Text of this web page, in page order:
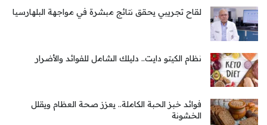
لقاح تجريبي يحقق نتائج مبشرة في مواجهة البلهارسيا
نظام الكيتو دايت.. دليلك الشامل للفوائد والأضرار
فوائد خبز الحبة الكاملة.. يعزز صحة العظام ويقلل
الخشونة